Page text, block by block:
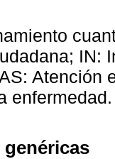
IN:
Atención
enfermedad.